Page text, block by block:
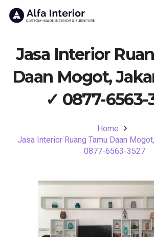
Jasa Interior
Daan Mogot,
✓ 0877-6563-
Home
Jasa Interior Ruang Tamu Daan
0877-6563-3527